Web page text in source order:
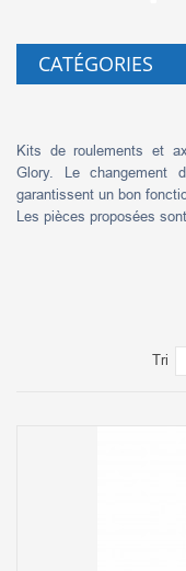
CATÉGORIES
Kits de roulements et
Glory. Le changement
garantissent un bon
Les pièces proposées
Tri